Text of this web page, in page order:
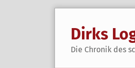
Dirks
Die Chronik des